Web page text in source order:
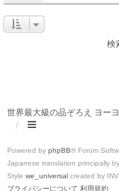
検
世界最大級の品ぞろえ ヨー
Powered by phpBB® Forum
Japanese translation principally
Style we_universal created by
プライバシーについて 利用規約